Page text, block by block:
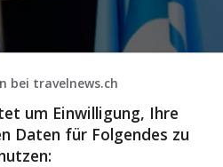
bei travelnews.ch
um Einwilligung, Ihre
Daten für Folgendes zu